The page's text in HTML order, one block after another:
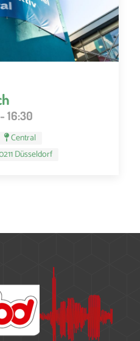
16:30
Central
Düsseldorf